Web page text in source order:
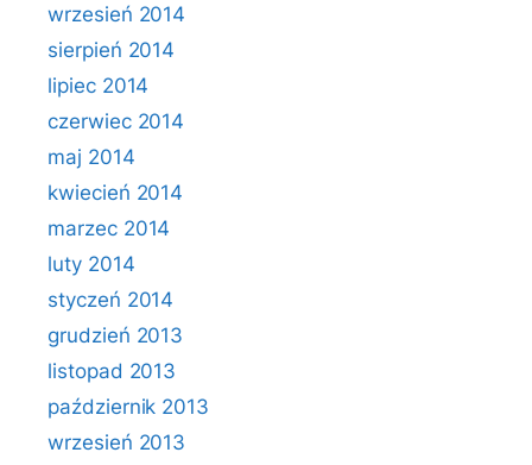
wrzesień 2014
sierpień 2014
lipiec 2014
czerwiec 2014
maj 2014
kwiecień 2014
marzec 2014
luty 2014
styczeń 2014
grudzień 2013
listopad 2013
październik 2013
wrzesień 2013